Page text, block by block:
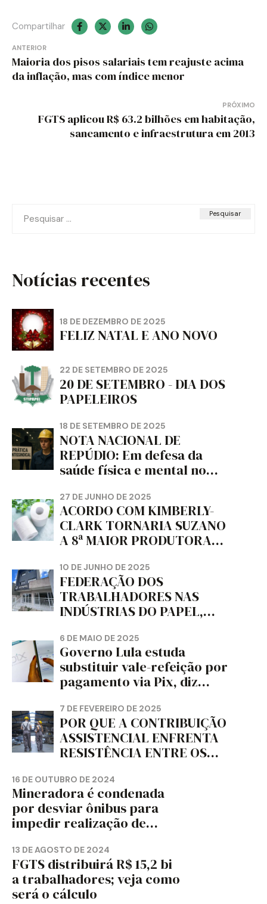
Compartilhar
Navegação
de
ANTERIOR
Maioria dos pisos salariais tem reajuste acima
da inflação, mas com índice menor
PRÓXIMO
FGTS aplicou R$ 63.2 bilhões em habitação,
saneamento e infraestrutura em 2013
por:
Notícias recentes
18 DE DEZEMBRO DE 2025
FELIZ NATAL E ANO NOVO
22 DE SETEMBRO DE 2025
20 DE SETEMBRO - DIA DOS
PAPELEIROS
18 DE SETEMBRO DE 2025
NOTA NACIONAL DE
REPÚDIO: Em defesa da
saúde física e mental no
da dignidade sindical.
27 DE JUNHO DE 2025
ACORDO COM KIMBERLY-
CLARK TORNARIA SUZANO
A 8ª MAIOR PRODUTORA
MUNDO, DIZ FITCH
10 DE JUNHO DE 2025
FEDERAÇÃO DOS
TRABALHADORES NAS
INDÚSTRIAS DO PAPEL,
CORTIÇA E ARTEFATOS DE
PAPEL DO ESTADO DO
PARANÁ – FETRAPEL-PR
6 DE MAIO DE 2025
Governo Lula estuda
substituir vale-refeição por
pagamento via Pix, diz
7 DE FEVEREIRO DE 2025
POR QUE A CONTRIBUIÇÃO
ASSISTENCIAL ENFRENTA
RESISTÊNCIA ENTRE OS
16 DE OUTUBRO DE 2024
Mineradora é condenada
por desviar ônibus para
impedir realização de
13 DE AGOSTO DE 2024
FGTS distribuirá R$ 15,2 bi
a trabalhadores; veja como
será o cálculo